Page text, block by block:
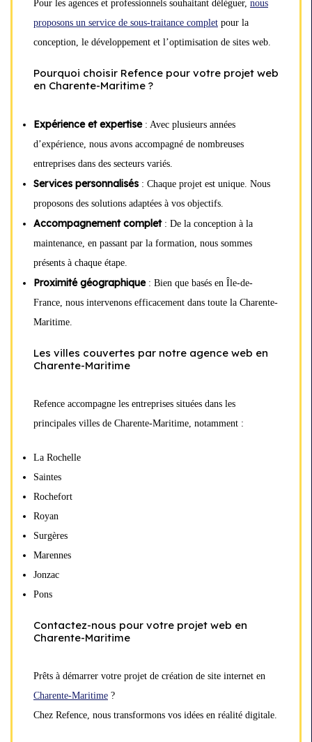
Pour les agences et professionnels souhaitant déléguer, nous
proposons un service de sous-traitance complet pour la
conception, le développement et l’optimisation de sites web.
Pourquoi choisir Refence pour votre projet web
en Charente-Maritime ?
Expérience et expertise: Avec plusieurs années
d’expérience, nous avons accompagné de nombreuses
entreprises dans des secteurs variés.
Services personnalisés : Chaque projet est unique. Nous
proposons des solutions adaptées à vos objectifs.
Accompagnement complet: De la conception à la
maintenance, en passant par la formation, nous sommes
présents à chaque étape.
Proximité géographique: Bien que basés en Île-de-
France, nous intervenons efficacement dans toute la Charente-
Maritime.
Les villes couvertes par notre agence web en
Charente-Maritime
Refence accompagne les entreprises situées dans les
principales villes de Charente-Maritime, notamment :
La Rochelle
Saintes
Rochefort
Royan
Surgères
Marennes
Jonzac
Pons
Contactez-nous pour votre projet web en
Charente-Maritime
Prêts à démarrer votre projet de création de site internet en
Charente-Maritime ?
Chez Refence, nous transformons vos idées en réalité digitale.